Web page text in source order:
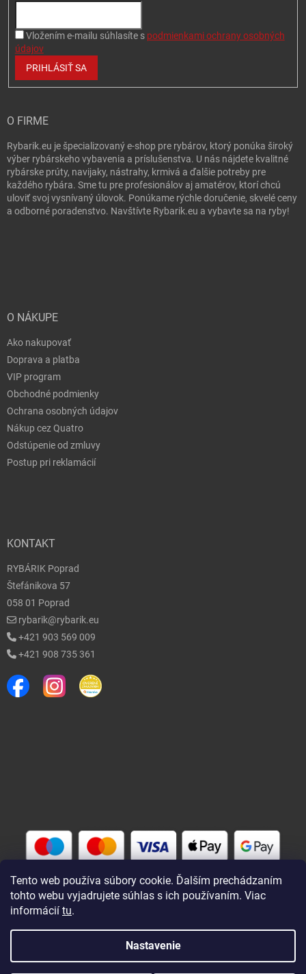
Tento web používa súbory cookie. Ďalším prechádzaním
tohto webu vyjadrujete súhlas s ich používaním. Viac
informácií tu.
Nastavenie
Vložením e-mailu súhlasíte s podmienkami ochrany osobných
údajov
PRIHLÁSIŤ SA
O FIRME
Rybarik.eu je špecializovaný e-shop pre rybárov, ktorý ponúka široký
výber rybárskeho vybavenia a príslušenstva. U nás nájdete kvalitné
rybárske prúty, navijaky, nástrahy, krmivá a ďalšie potreby pre
každého rybára. Sme tu pre profesionálov aj amatérov, ktorí chcú
uloviť svoj vysnívaný úlovok. Ponúkame rýchle doručenie, skvelé ceny
a odborné poradenstvo. Navštívte Rybarik.eu a vybavte sa na ryby!
O NÁKUPE
Ako nakupovať
Doprava a platba
VIP program
Obchodné podmienky
Ochrana osobných údajov
Nákup cez Quatro
Odstúpenie od zmluvy
Postup pri reklamácií
KONTAKT
RYBÁRIK Poprad
Štefánikova 57
058 01 Poprad
rybarik@rybarik.eu
+421 903 569 009
+421 908 735 361